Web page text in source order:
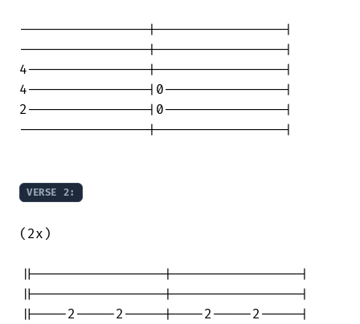
----------------|----------------|
----------------|----------------|
4---------------|----------------|
4---------------|0---------------|
2---------------|0---------------|
----------------|----------------|
VERSE 2:
(2x)
||----------------|----------------|
||----------------|----------------|
||----2-----2-----|----2-----2-----|